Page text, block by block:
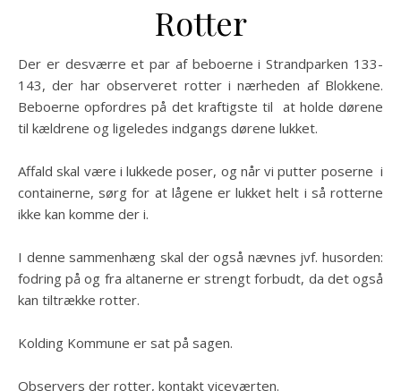
Rotter
Der er desværre et par af beboerne i Strandparken 133-
143, der har observeret rotter i nærheden af Blokkene.
Beboerne opfordres på det kraftigste til at holde dørene
til kældrene og ligeledes indgangs dørene lukket.
Affald skal være i lukkede poser, og når vi putter poserne i
containerne, sørg for at lågene er lukket helt i så rotterne
ikke kan komme der i.
I denne sammenhæng skal der også nævnes jvf. husorden:
fodring på og fra altanerne er strengt forbudt, da det også
kan tiltrække rotter.
Kolding Kommune er sat på sagen.
Observers der rotter, kontakt viceværten.